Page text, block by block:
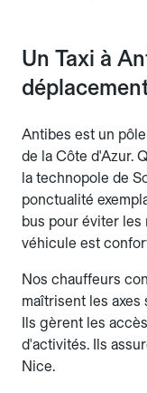
Un Taxi à
Antibes est un
de la Côte d'Azur.
la technopole de
ponctualité
bus pour éviter les
véhicule est
Nos chauffeurs
maîtrisent les
Ils gèrent les
d'activités. Ils
Nice.